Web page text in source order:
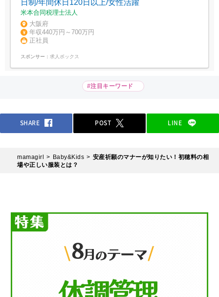
日制/年間休日120日以上/女性活躍
米本合同税理士法人
大阪府
年収440万円～700万円
正社員
スポンサー： 求人ボックス
#注目キーワード
SHARE POST LINE
mamagirl Baby&Kids
安産祈願のマナーが知りたい！初穂料の相
場や正しい服装とは？